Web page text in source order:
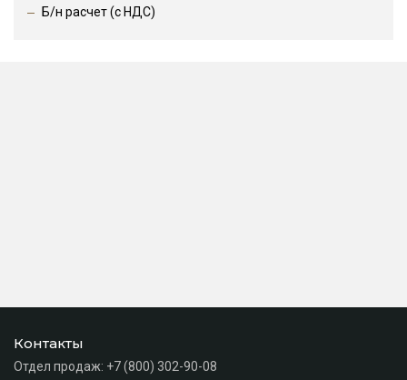
Б/н расчет (c НДС)
Контакты
Отдел продаж: +7 (800) 302-90-08